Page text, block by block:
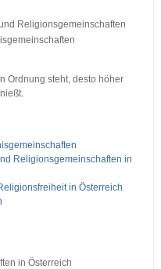
Religionsgemeinschaften
Ordnung steht, desto höher
Religionsgemeinschaften in
in Österreich
in Österreich